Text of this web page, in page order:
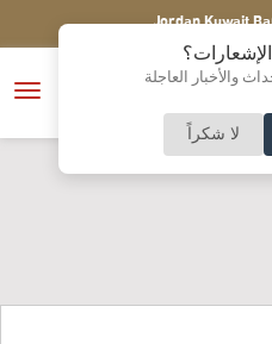
والأخبار العاجلة
لا شكراً
العربي ومؤسسة عبد الحميد
الزرقاء
فتح
النسخة الكاملة